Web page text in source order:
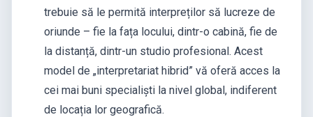
trebuie să le permită interpreților să lucreze de
oriunde – fie la fața locului, dintr-o cabină, fie de
la distanță, dintr-un studio profesional. Acest
model de „interpretariat hibrid” vă oferă acces la
cei mai buni specialiști la nivel global, indiferent
de locația lor geografică.